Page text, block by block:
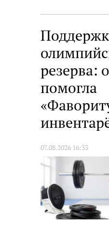
резерва:
помогла
07.08.2026 16:33